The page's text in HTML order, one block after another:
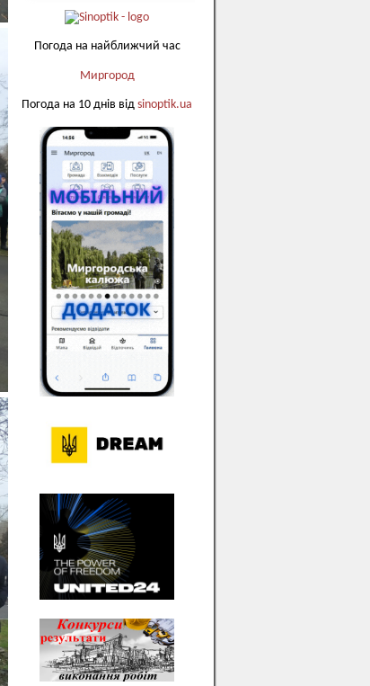
Погода на найближчий час
Миргород
Погода на 10 днів від sinoptik.ua